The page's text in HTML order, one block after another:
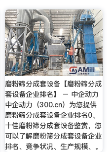
磨粉筛分成套设备【磨粉筛分成
套设备企业排名】 – 中企动力
中企动力（300.cn）为您提供
磨粉筛分成套设备企业排名0、
十佳磨粉筛分成套设备鉴赏，您
可以了解磨粉筛分成套设备企业
排名、竞争状况、生产规模、。